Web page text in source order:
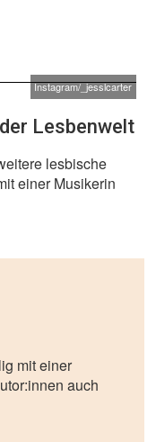
Instagram/_jesslcarter
Lesbenwelt
lesbische
einer Musikerin
mit einer
auch